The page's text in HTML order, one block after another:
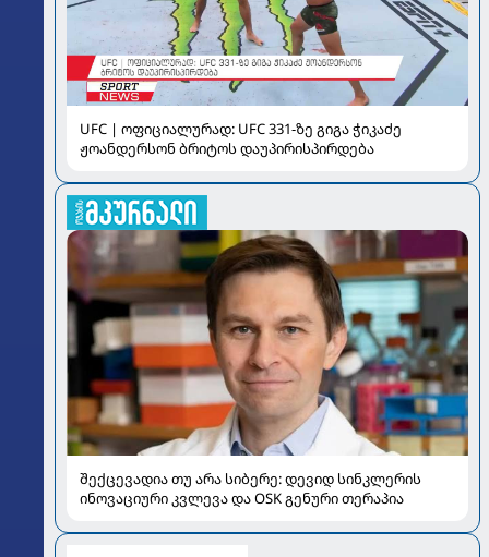
UFC | ოფიციალურად: UFC 331-ზე გიგა ჭიკაძე
ჟოანდერსონ ბრიტოს დაუპირისპირდება
შექცევადია თუ არა სიბერე: დევიდ სინკლერის
ინოვაციური კვლევა და OSK გენური თერაპია